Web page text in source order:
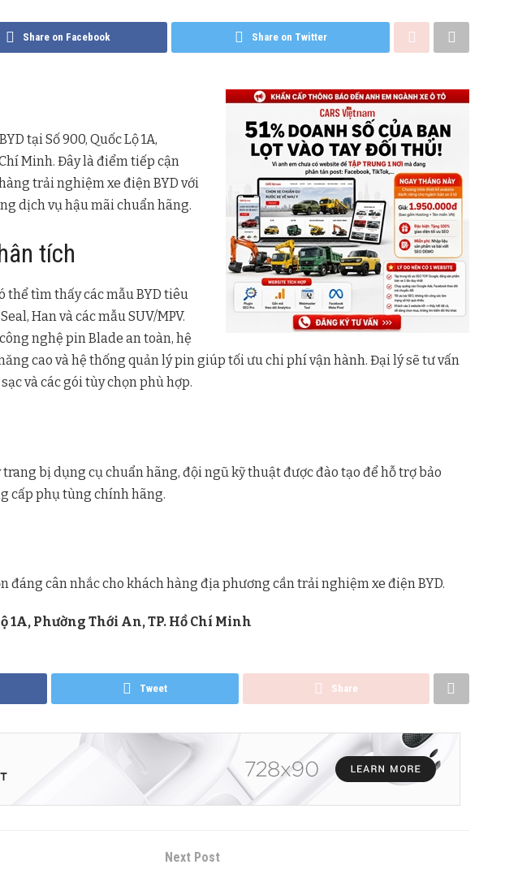
Share on Facebook Share on Twitter
tại Số 900, Quốc Lộ 1A,
Minh. Đây là điểm tiếp cận
trải nghiệm xe điện BYD với
dịch vụ hậu mãi chuẩn hãng.
tích
thể tìm thấy các mẫu BYD tiêu
Han và các mẫu SUV/MPV.
nghệ pin Blade an toàn, hệ
cao và hệ thống quản lý pin giúp tối ưu chi phí vận hành. Đại lý sẽ tư vấn
và các gói tùy chọn phù hợp.
bị dụng cụ chuẩn hãng, đội ngũ kỹ thuật được đào tạo để hỗ trợ bảo
cấp phụ tùng chính hãng.
đáng cân nhắc cho khách hàng địa phương cần trải nghiệm xe điện BYD.
1A, Phường Thới An, TP. Hồ Chí Minh
Tweet Share
Next Post